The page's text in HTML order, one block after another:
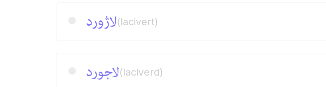
لاژورد(lacivert)
لاجورد(laciverd)